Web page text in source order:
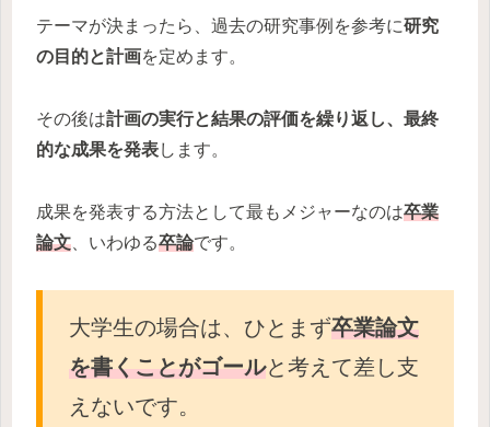
テーマが決まったら、過去の研究事例を参考に研究
の目的と計画を定めます。
その後は計画の実行と結果の評価を繰り返し、最終
的な成果を発表します。
成果を発表する方法として最もメジャーなのは卒業
論文 、いわゆる卒論です。
大学生の場合は、ひとまず卒業論文
を書くことがゴールと考えて差し支
えないです。